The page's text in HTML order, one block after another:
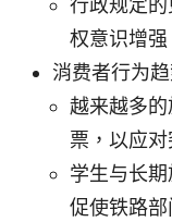
权意识增强
消费者行为
越来越多
票，以应对
学生与长
促使铁路部